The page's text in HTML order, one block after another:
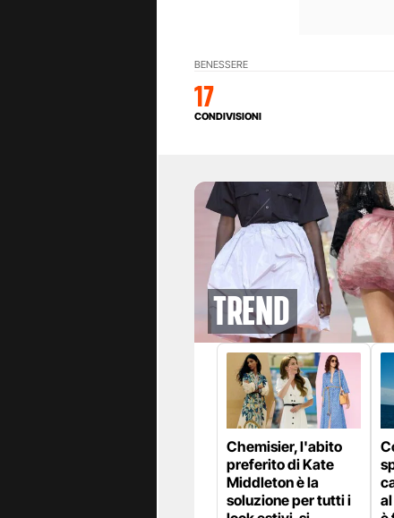
BENESSERE
17
CONDIVISIONI
Trend
Chemisier, l'abito
preferito di Kate
Middleton è la
soluzione per tutti i